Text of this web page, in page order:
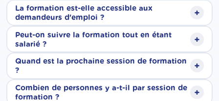
Aucun prérequis technique n'est nécessaire.
Nos formations sont accessibles à tous, quel
que soit votre parcours. Nos formateurs vous
accompagnent pas à pas, depuis les bases
jusqu'aux gestes techniques du métier.
La formation est-elle accessible aux
demandeurs d'emploi ?
+
Oui, tout à fait. Nos formations sont ouvertes
aux demandeurs d'emploi. Elles sont
finançables via le CPF, et si votre solde est
insuffisant, France Travail peut compléter le
Peut-on suivre la formation tout en étant
salarié ?
+
Oui. Grâce à nos sessions individualisées, le
planning de formation est adapté à vos
disponibilités. Que vous travailliez à temps
Quand est la prochaine session de formation
?
+
Nos sessions sont individualisées et
Combien de personnes y a-t-il par session de
formation ?
+